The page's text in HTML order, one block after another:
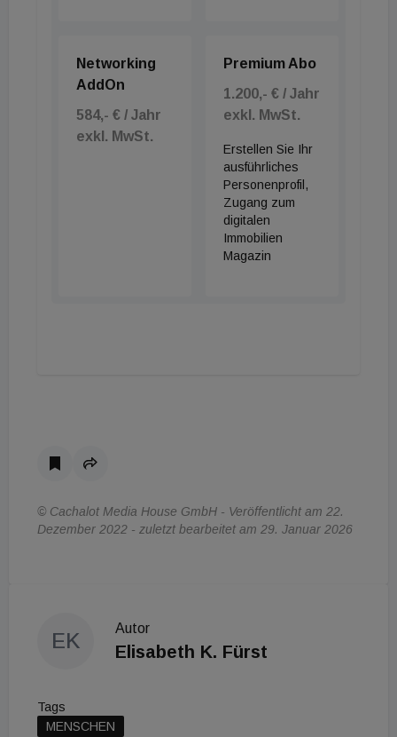
Networking
AddOn
584,- € / Jahr
exkl. MwSt.
Premium Abo
1.200,- € / Jahr
exkl. MwSt.
Erstellen Sie Ihr
ausführliches
Personenprofil,
Zugang zum
digitalen
Immobilien
Magazin
© Cachalot Media House GmbH - Veröffentlicht am 22.
Dezember 2022 - zuletzt bearbeitet am 29. Januar 2026
EK
Autor
Elisabeth K. Fürst
Tags
MENSCHEN